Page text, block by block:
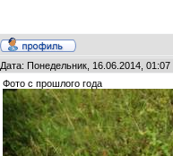
Дата: Понедельник, 16.06.2014,
Фото с прошлого года